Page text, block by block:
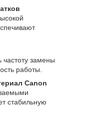
замены
работы.
Canon
стабильную